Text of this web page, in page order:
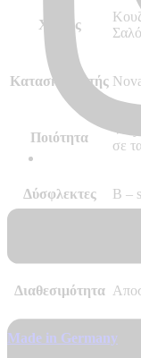
Χώρος
Κατασκευαστής
Ποιότητα
σε
Δύσφλεκτες B –
Διαθεσιμότητα
Made in Germany